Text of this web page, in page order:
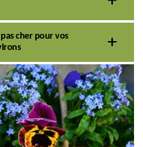
cher pour vos